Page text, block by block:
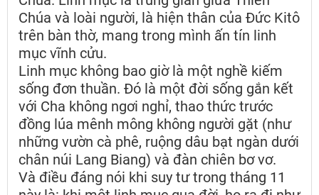
Chúa và loài người, là hiện thân của Đức Kitô
trên bàn thờ, mang trong mình ấn tín linh
mục vĩnh cửu.
Linh mục không bao giờ là một nghề kiếm
sống đơn thuần. Đó là một đời sống gắn kết
với Cha không ngơi nghỉ, thao thức trước
đồng lúa mênh mông không người gặt (như
những vườn cà phê, ruộng dâu bạt ngàn dưới
chân núi Lang Biang) và đàn chiên bơ vơ.
Và điều đáng nói khi suy tư trong tháng 11